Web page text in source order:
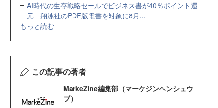
AI時代の生存戦略セールでビジネス書が40％ポイント還
元 翔泳社のPDF版電書を対象に8月...
もっと読む
この記事の著者
MarkeZine編集部（マーケジンヘンシュウ
ブ）